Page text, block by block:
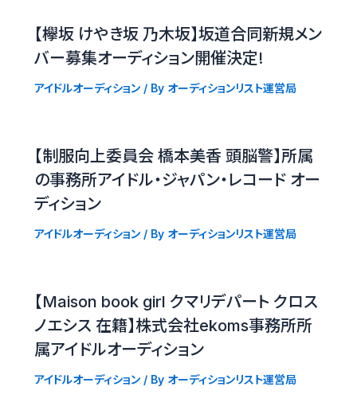
【欅坂 けやき坂 乃木坂】坂道合同新規メン
バー募集オーディション開催決定!
アイドルオーディション/ By オーディションリスト運営局
【制服向上委員会 橋本美香 頭脳警】所属
の事務所アイドル・ジャパン・レコード オー
ディション
アイドルオーディション/ By オーディションリスト運営局
【Maison book girl クマリデパート クロス
ノエシス 在籍】株式会社ekoms事務所所
属アイドルオーディション
アイドルオーディション/ By オーディションリスト運営局